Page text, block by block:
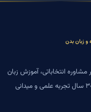
و زبان بدن
انتخاباتی، آموزش زبان
بدن، فنون مذاکره و برندسازی شخصی با بیش از ۳۰ سال تجربه علمی و میدانی